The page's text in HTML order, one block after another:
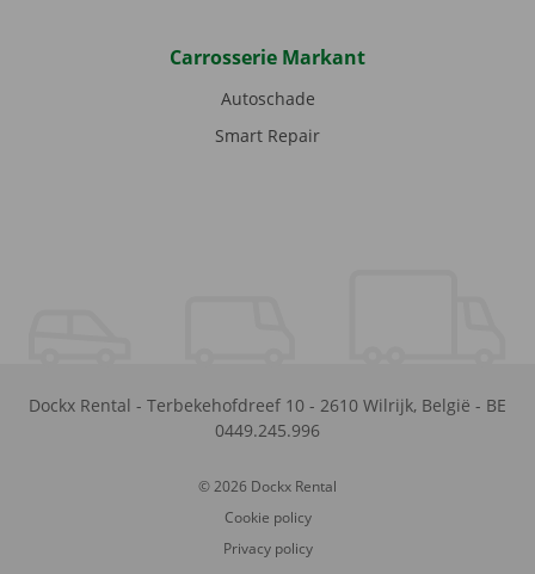
Carrosserie Markant
Autoschade
Smart Repair
Dockx Rental - Terbekehofdreef 10 - 2610 Wilrijk, België - BE
0449.245.996
© 2026 Dockx Rental
Cookie policy
Privacy policy